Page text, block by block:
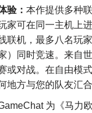
验： 本作提供多种
家可在同一主机上
联机，最多八名玩
）同时竞速。来自
或对战。在自由模
地方与您的队友汇合
为《马力